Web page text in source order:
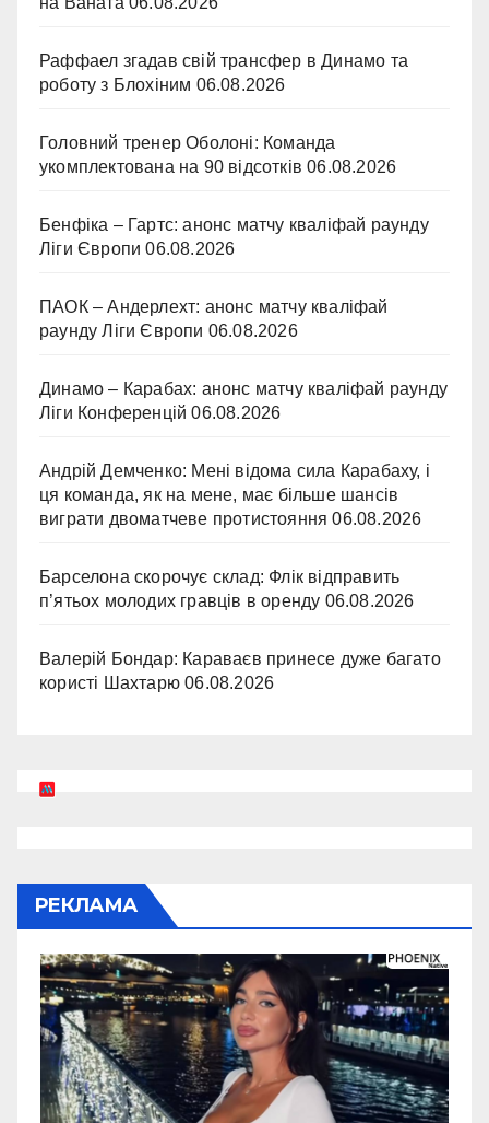
Раффаел згадав свій трансфер в Динамо та
роботу з Блохіним 06.08.2026
Головний тренер Оболоні: Команда
укомплектована на 90 відсотків 06.08.2026
Бенфіка – Гартс: анонс матчу кваліфай раунду
Ліги Європи 06.08.2026
ПАОК – Андерлехт: анонс матчу кваліфай
раунду Ліги Європи 06.08.2026
Динамо – Карабах: анонс матчу кваліфай раунду
Ліги Конференцій 06.08.2026
Андрій Демченко: Мені відома сила Карабаху, і
ця команда, як на мене, має більше шансів
виграти двоматчеве протистояння 06.08.2026
Барселона скорочує склад: Флік відправить
п’ятьох молодих гравців в оренду 06.08.2026
Валерій Бондар: Караваєв принесе дуже багато
користі Шахтарю 06.08.2026
РЕКЛАМА